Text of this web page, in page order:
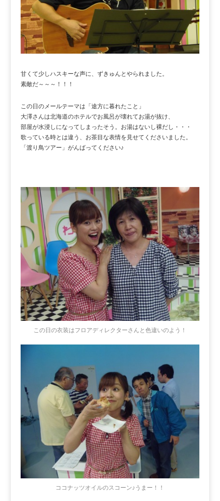
甘くて少しハスキーな声に、ずきゅんとやられました。
素敵だ～～～！！！
この日のメールテーマは「途方に暮れたこと」
大澤さんは北海道のホテルでお風呂が壊れてお湯が抜け、
部屋が水浸しになってしまったそう。お湯はないし裸だし・・・
歌っている時とは違う、お茶目な表情を見せてくださいました。
「渡り鳥ツアー」がんばってください♪
この日の衣装はフロアディレクターさんと色違いのよう！
ココナッツオイルのスコーン♪うまー！！